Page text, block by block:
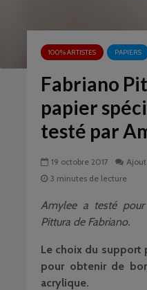
100% ARTISTES PAPIERS
Fabriano
papier
testé par
19 octobre 2017
3 minutes de lecture
Amylee a testé
Pittura de Fabriano.
Le choix du support
pour obtenir de
acrylique.